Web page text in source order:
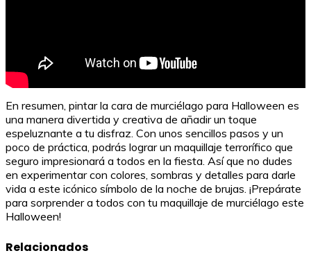
En resumen, pintar la cara de murciélago para Halloween es
una manera divertida y creativa de añadir un toque
espeluznante a tu disfraz. Con unos sencillos pasos y un
poco de práctica, podrás lograr un maquillaje terrorífico que
seguro impresionará a todos en la fiesta. Así que no dudes
en experimentar con colores, sombras y detalles para darle
vida a este icónico símbolo de la noche de brujas. ¡Prepárate
para sorprender a todos con tu maquillaje de murciélago este
Halloween!
Relacionados